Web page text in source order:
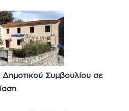
Συμβουλίου σε